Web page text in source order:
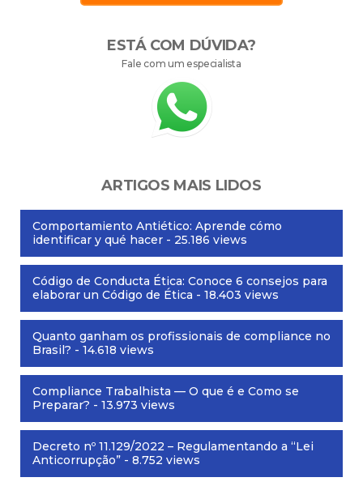
ESTÁ COM DÚVIDA?
Fale com um especialista
ARTIGOS MAIS LIDOS
Comportamiento Antiético: Aprende cómo
identificar y qué hacer - 25.186 views
Código de Conducta Ética: Conoce 6 consejos para
elaborar un Código de Ética - 18.403 views
Quanto ganham os profissionais de compliance no
Brasil? - 14.618 views
Compliance Trabalhista — O que é e Como se
Preparar? - 13.973 views
Decreto nº 11.129/2022 – Regulamentando a “Lei
Anticorrupção” - 8.752 views